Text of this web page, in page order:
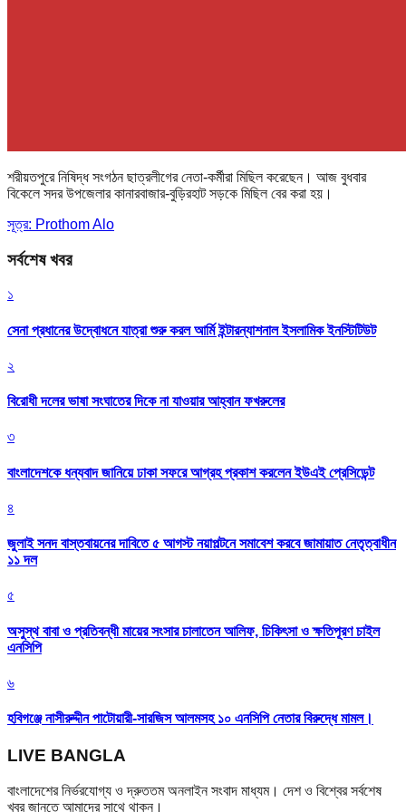
শরীয়তপুরে নিষিদ্ধ সংগঠন ছাত্রলীগের নেতা-কর্মীরা মিছিল করেছেন। আজ বুধবার
বিকেলে সদর উপজেলার কানারবাজার-বুড়িরহাট সড়কে মিছিল বের করা হয়।
সূত্র: Prothom Alo
সর্বশেষ খবর
১
সেনা প্রধানের উদ্বোধনে যাত্রা শুরু করল আর্মি ইন্টারন্যাশনাল ইসলামিক ইনস্টিটিউট
২
বিরোধী দলের ভাষা সংঘাতের দিকে না যাওয়ার আহ্বান ফখরুলের
৩
বাংলাদেশকে ধন্যবাদ জানিয়ে ঢাকা সফরে আগ্রহ প্রকাশ করলেন ইউএই প্রেসিডেন্ট
৪
জুলাই সনদ বাস্তবায়নের দাবিতে ৫ আগস্ট নয়াপল্টনে সমাবেশ করবে জামায়াত নেতৃত্বাধীন
১১ দল
৫
অসুস্থ বাবা ও প্রতিবন্ধী মায়ের সংসার চালাতেন আলিফ, চিকিৎসা ও ক্ষতিপূরণ চাইল
এনসিপি
৬
হবিগঞ্জে নাসীরুদ্দীন পাটোয়ারী-সারজিস আলমসহ ১০ এনসিপি নেতার বিরুদ্ধে মামল।
LIVE BANGLA
বাংলাদেশের নির্ভরযোগ্য ও দ্রুততম অনলাইন সংবাদ মাধ্যম। দেশ ও বিশ্বের সর্বশেষ
খবর জানতে আমাদের সাথে থাকুন।